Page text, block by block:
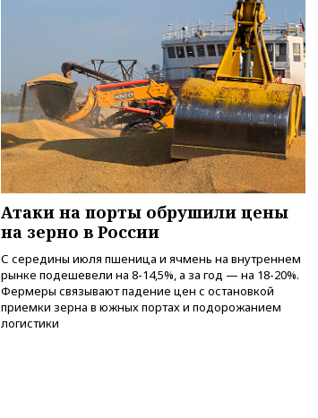
Атаки на порты обрушили цены
на зерно в России
С середины июля пшеница и ячмень на внутреннем
рынке подешевели на 8-14,5%, а за год — на 18-20%.
Фермеры связывают падение цен с остановкой
приемки зерна в южных портах и подорожанием
логистики